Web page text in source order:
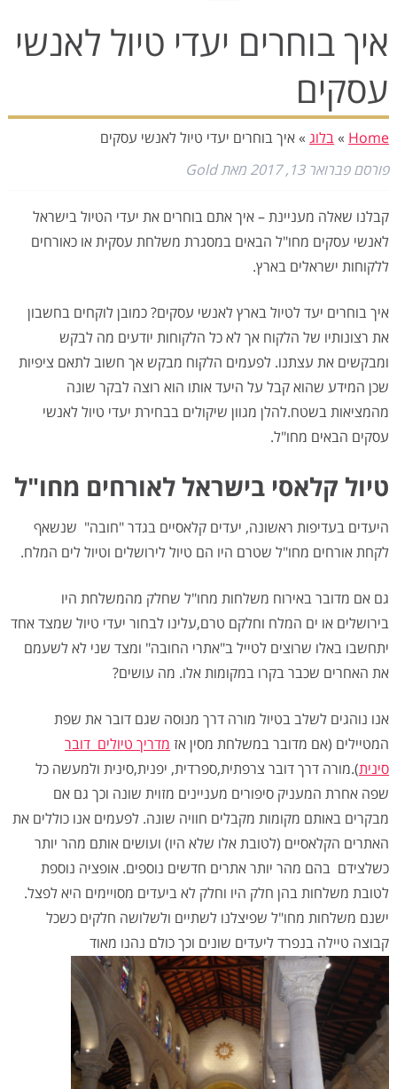
איך בוחרים יעדי טיול לאנשי
עסקים
Home
» בלוג» איך בוחרים יעדי טיול לאנשי עסקים
פורסםפברואר 13, 2017 מאת Gold
קבלנו שאלה מעניינת – איך אתם בוחרים את יעדי הטיול בישראל
לאנשי עסקים מחו"ל הבאים במסגרת משלחת עסקית או כאורחים
ללקוחות ישראלים בארץ.
איך בוחרים יעד לטיול בארץ לאנשי עסקים? כמובן לוקחים בחשבון
את רצונותיו של הלקוח אך לא כל הלקוחות יודעים מה לבקש
ומבקשים את עצתנו. לפעמים הלקוח מבקש אך חשוב לתאם ציפיות
שכן המידע שהוא קבל על היעד אותו הוא רוצה לבקר שונה
מהמציאות בשטח.להלן מגוון שיקולים בבחירת יעדי טיול לאנשי
עסקים הבאים מחו"ל.
טיול קלאסי בישראל לאורחים מחו"ל
היעדים בעדיפות ראשונה, יעדים קלאסיים בגדר "חובה" שנשאף
לקחת אורחים מחו"ל שטרם היו הם טיול לירושלים וטיול לים המלח.
גם אם מדובר באירוח משלחות מחו"ל שחלק מהמשלחת היו
בירושלים או ים המלח וחלקם טרם,עלינו לבחור יעדי טיול שמצד אחד
יתחשבו באלו שרוצים לטייל ב"אתרי החובה" ומצד שני לא לשעמם
את האחרים שכבר בקרו במקומות אלו. מה עושים?
אנו נוהגים לשלב בטיול מורה דרך מנוסה שגם דובר את שפת
המטיילים (אם מדובר במשלחת מסין אז מדריך טיולים דובר
סינית).מורה דרך דובר צרפתית,ספרדית, יפנית,סינית ולמעשה כל
שפה אחרת המעניק סיפורים מעניינים מזוית שונה וכך גם אם
מבקרים באותם מקומות מקבלים חוויה שונה. לפעמים אנו כוללים את
האתרים הקלאסיים (לטובת אלו שלא היו) ועושים אותם מהר יותר
כשלצידם בהם מהר יותר אתרים חדשים נוספים. אופציה נוספת
לטובת משלחות בהן חלק היו וחלק לא ביעדים מסויימים היא לפצל.
ישנם משלחות מחו"ל שפיצלנו לשתיים ולשלושה חלקים כשכל
קבוצה טיילה בנפרד ליעדים שונים וכך כולם נהנו מאוד